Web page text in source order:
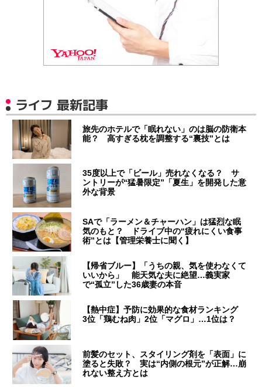
ライフ 最新記事
旅先のホテルで「眠れない」のは脳の防衛本
能？ 高すぎる枕を調整する“裏技”とは
35度以上で「ビール」売れなくなる？ サ
ントリーが“猛暑限定”「夏生」を開発した意
外な背景
SAで「ラーメン＆チャーハン」は猛烈な眠
気のもと？ ドライブ中の“疲れにくい食事
術”とは【管理栄養士に聞く】
【帰省ブルー】「うちの親、気を使わなくて
いいから」 能天気な夫に絶望…義実家
で“孤立”した36歳妻の本音
【熱中症】予防に効果的な食材ランキング
3位「鶏むね肉」2位「マグロ」…1位は？
前髪のセット、スタイリング剤を「表面」に
塗ると失敗？ 実は“内側の根元”が正解…崩
れない整え方とは